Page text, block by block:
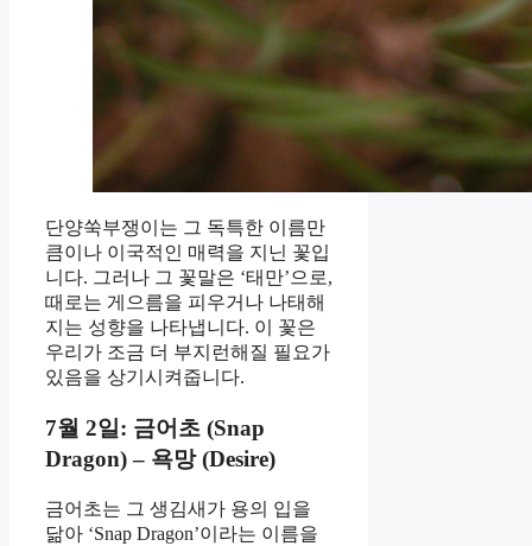
단양쑥부쟁이는 그 독특한 이름만
큼이나 이국적인 매력을 지닌 꽃입
니다. 그러나 그 꽃말은 ‘태만’으로,
때로는 게으름을 피우거나 나태해
지는 성향을 나타냅니다. 이 꽃은
우리가 조금 더 부지런해질 필요가
있음을 상기시켜줍니다.
7월 2일: 금어초 (Snap
Dragon) – 욕망 (Desire)
금어초는 그 생김새가 용의 입을
닮아 ‘Snap Dragon’이라는 이름을